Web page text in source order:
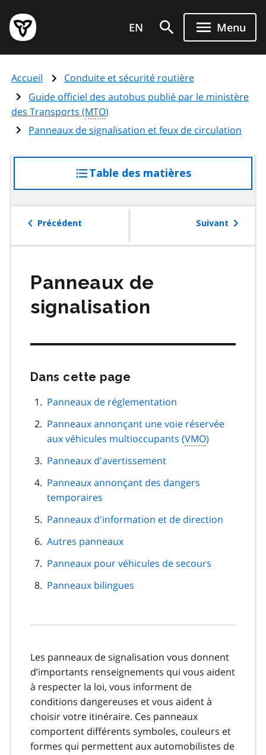
au
contenu
principal
Page
d'accueil
de
l'Ontario
EN Menu
Accueil
Conduite et sécurité routière
Guide officiel des autobus publié par le ministère
des Transports (MTO)
Panneaux de signalisation et feux de circulation
Table des matières
à
table
Précédent Suivant
Panneaux de
signalisation
Dans cette page
navigation
page
Panneaux de réglementation
Panneaux annonçant une voie réservée
aux véhicules multioccupants (VMO)
Panneaux d'avertissement
Panneaux annonçant des dangers
temporaires
Panneaux d'information et de direction
Autres panneaux
Panneaux pour véhicules de secours
Panneaux bilingues
Les panneaux de signalisation vous donnent
d’importants renseignements qui vous aident
à respecter la loi, vous informent de
conditions dangereuses et vous aident à
choisir votre itinéraire. Ces panneaux
comportent différents symboles, couleurs et
formes qui permettent aux automobilistes de